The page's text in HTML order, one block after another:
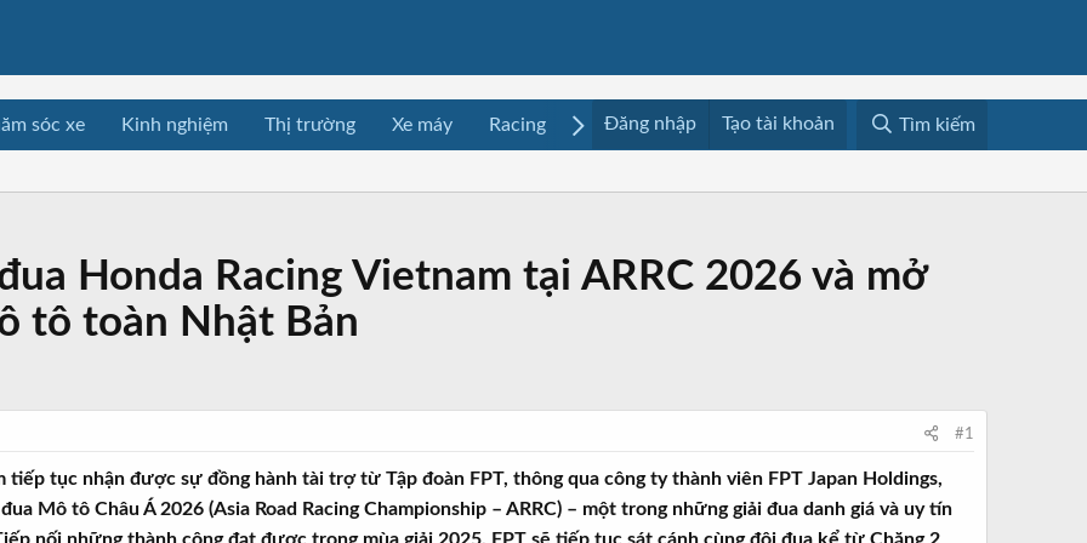
sóc xe Kinh nghiệm Thị trường Xe máy Racing Mua bán Media Resources
Đăng nhập Tạo tài khoản Tìm kiếm
Honda Racing Vietnam tại ARRC 2026 và mở
tô toàn Nhật Bản
#1
tiếp tục nhận được sự đồng hành tài trợ từ Tập đoàn FPT, thông qua công ty thành viên FPT Japan Holdings,
Mô tô Châu Á 2026 (Asia Road Racing Championship – ARRC) – một trong những giải đua danh giá và uy tín